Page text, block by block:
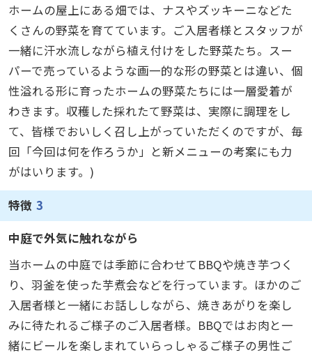
ホームの屋上にある畑では、ナスやズッキーニなどた
くさんの野菜を育てています。ご入居者様とスタッフが
一緒に汗水流しながら植え付けをした野菜たち。スー
パーで売っているような画一的な形の野菜とは違い、個
性溢れる形に育ったホームの野菜たちには一層愛着が
わきます。収穫した採れたて野菜は、実際に調理をし
て、皆様でおいしく召し上がっていただくのですが、毎
回「今回は何を作ろうか」と新メニューの考案にも力
がはいります。)
特徴 3
中庭で外気に触れながら
当ホームの中庭では季節に合わせてBBQや焼き芋つく
り、羽釜を使った芋煮会などを行っています。ほかのご
入居者様と一緒にお話ししながら、焼きあがりを楽し
みに待たれるご様子のご入居者様。BBQではお肉と一
緒にビールを楽しまれていらっしゃるご様子の男性ご